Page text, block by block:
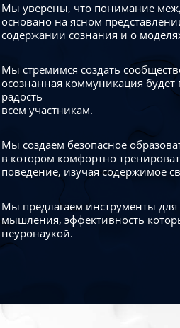
Мы уверены, что понимание
основано на ясном
содержании сознания и о
Мы стремимся создать
осознанная коммуникация будет
радость
всем участникам.
Мы создаем безопасное
в котором комфортно
поведение, изучая содержимое
Мы предлагаем инструменты для
мышления, эффективность
неуронаукой.